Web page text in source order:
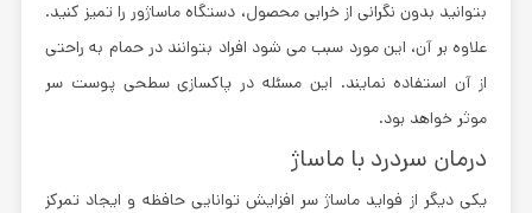
بتوانید بدون نگرانی از خرابی محصول، دستگاه ماساژور را تمیز کنید.
علاوه بر آن، این مورد سبب می شود افراد بتوانند در حمام به راحتی
از آن استفاده نمایند. این مسئله در پاکسازی سطحی پوست سر
موثر خواهد بود.
درمان سردرد با ماساژ
یکی دیگر از فواید ماساژ سر افزایش توانایی حافظه و ایجاد تمرکز